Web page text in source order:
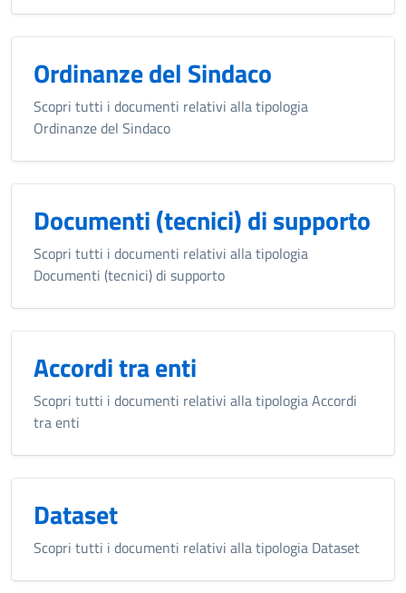
Ordinanze del Sindaco
Scopri tutti i documenti relativi alla tipologia
Ordinanze del Sindaco
Documenti (tecnici) di supporto
Scopri tutti i documenti relativi alla tipologia
Documenti (tecnici) di supporto
Accordi tra enti
Scopri tutti i documenti relativi alla tipologia Accordi
tra enti
Dataset
Scopri tutti i documenti relativi alla tipologia Dataset